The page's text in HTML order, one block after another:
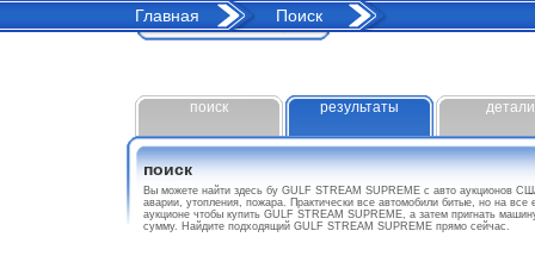
Главная Поиск
поиск результаты детали
поиск
Вы можете найти здесь бу GULF STREAM SUPREME с авто аукционов
аварии, утопления, пожара. Практически все автомобили битые, но на
аукционе чтобы купить GULF STREAM SUPREME, а затем пригнать
сумму. Найдите подходящий GULF STREAM SUPREME прямо сейчас.